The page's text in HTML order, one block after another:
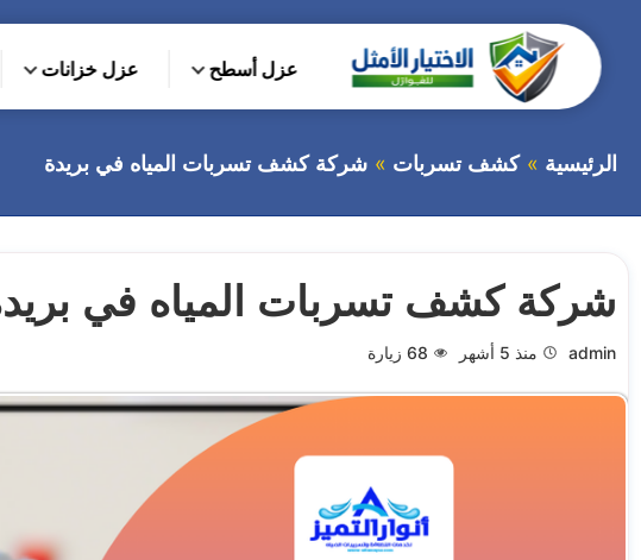
المحتوى
عن
عزل أسطح عزل خزانات
الرئيسية كشف تسربات شركة كشف تسربات المياه في بريدة
شركة كشف تسربات المياه في
admin منذ 5 أشهر 68 زيارة